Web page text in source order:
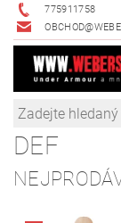
775911758
DEF